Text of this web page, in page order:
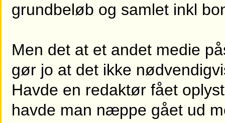
grundbeløb og samlet inkl
Men det at et andet medie
gør jo at det ikke
Havde en redaktør fået
havde man næppe gået ud